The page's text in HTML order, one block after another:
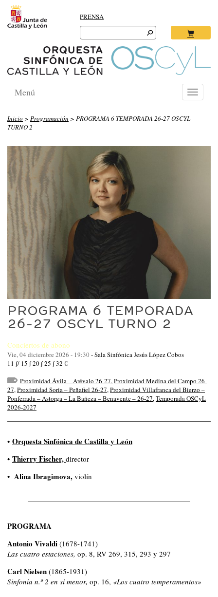
PRENSA
Search
for:
Toggle
Menú
Inicio > Programación > PROGRAMA 6 TEMPORADA 26-27 OSCYL
TURNO 2
PROGRAMA 6 TEMPORADA
26-27 OSCYL TURNO 2
Conciertos de abono
Vie, 04 diciembre 2026 - 19:30-Sala Sinfónica Jesús López Cobos
11 ∫/ 15 ∫ 20 ∫ 25 ∫ 32 €
Proximidad Ávila – Arévalo 26-27,Proximidad Medina del Campo 26-
27,Proximidad Soria – Peñafiel 26-27,Proximidad Villafranca del Bierzo –
Ponferrada – Astorga – La Bañeza – Benavente – 26-27,Temporada OSCyL
2026-2027
• Orquesta Sinfónica de Castilla y León
• Thierry Fischer, director
• Alina Ibragimova, violín
PROGRAMA
Antonio Vivaldi (1678-1741)
Las cuatro estaciones, op. 8, RV 269, 315, 293 y 297
Carl Nielsen (1865-1931)
Sinfonía n.º 2 en si menor, op. 16, «Los cuatro temperamentos»